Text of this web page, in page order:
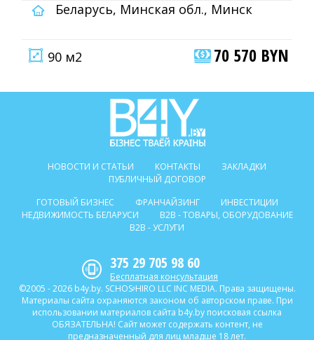
Беларусь, Минская обл., Минск
90 м2 70 570 BYN
НОВОСТИ И СТАТЬИ КОНТАКТЫ
ЗАКЛАДКИ
ПУБЛИЧНЫЙ ДОГОВОР
ГОТОВЫЙ БИЗНЕС
ФРАНЧАЙЗИНГ
ИНВЕСТИЦИИ
НЕДВИЖИМОСТЬ БЕЛАРУСИ
B2B - ТОВАРЫ, ОБОРУДОВАНИЕ
B2B - УСЛУГИ
375 29 705 98 60
Бесплатная консультация
©2005 - 2026 b4y.by. SCHOSᶳHIRO LLC INC MEDIA. Права защищены.
Материалы сайта охраняются законом об авторском праве. При
использовании материалов сайта b4y.by поисковая ссылка
ОБЯЗАТЕЛЬНА! Сайт может содержать контент, не
предназначенный для лиц младше 18 лет.